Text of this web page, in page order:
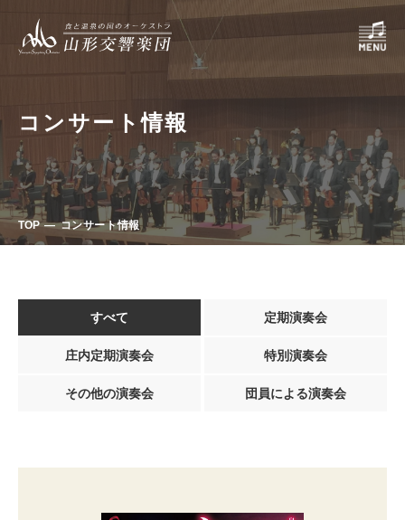
コンサート情報
TOP コンサート情報
すべて 定期演奏会
庄内定期演奏会 特別演奏会
その他の演奏会 団員による演奏会